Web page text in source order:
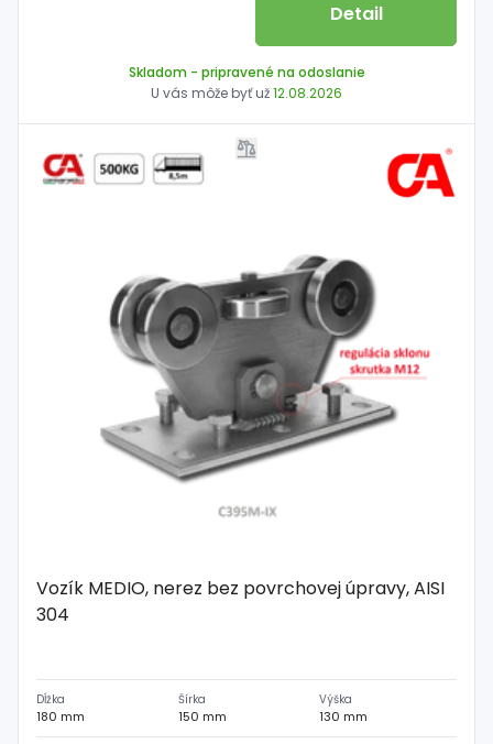
Detail
Skladom - pripravené na odoslanie
U vás môže byť už12.08.2026
Vozík MEDIO, nerez bez povrchovej úpravy, AISI
304
Dĺžka
180 mm
Šírka
150 mm
Výška
130 mm